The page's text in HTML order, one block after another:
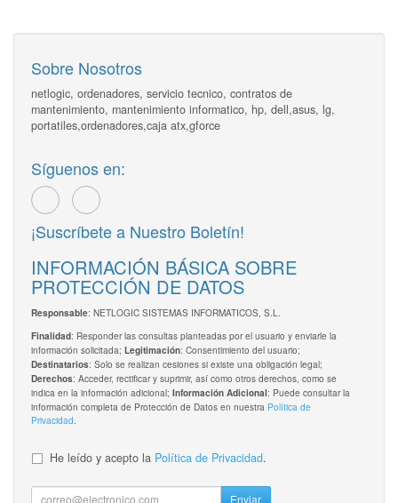
Sobre Nosotros
netlogic, ordenadores, servicio tecnico, contratos de
mantenimiento, mantenimiento informatico, hp, dell,asus, lg,
portatiles,ordenadores,caja atx,gforce
Síguenos en:
¡Suscríbete a Nuestro Boletín!
INFORMACIÓN BÁSICA SOBRE
PROTECCIÓN DE DATOS
Responsable: NETLOGIC SISTEMAS INFORMATICOS, S.L.
Finalidad: Responder las consultas planteadas por el usuario y enviarle la
información solicitada; Legitimación: Consentimiento del usuario;
Destinatarios: Solo se realizan cesiones si existe una obligación legal;
Derechos: Acceder, rectificar y suprimir, así como otros derechos, como se
indica en la información adicional; Información Adicional: Puede consultar la
información completa de Protección de Datos en nuestra Política de
Privacidad
He leído y acepto la Política de Privacidad.
Enviar